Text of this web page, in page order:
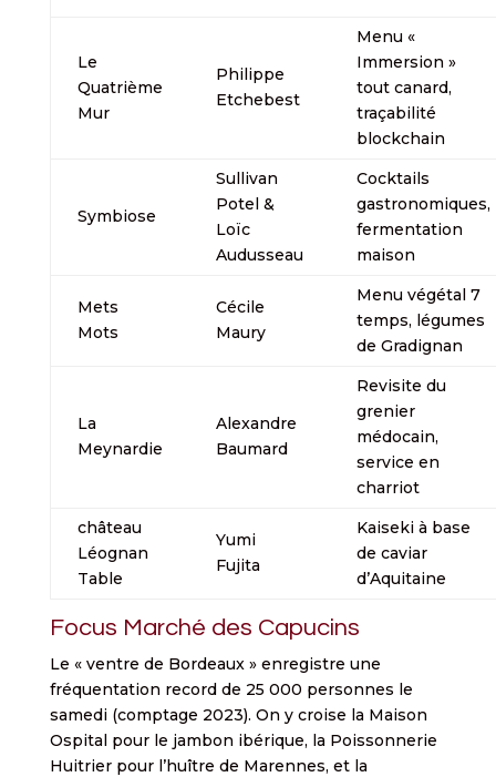
Le
Quatrième
Mur
Philippe
Etchebest
Menu «
Immersion »
tout canard,
traçabilité
blockchain
Symbiose
Sullivan
Potel &
Loïc
Audusseau
Cocktails
gastronomiques,
fermentation
maison
Mets
Mots
Cécile
Maury
Menu végétal 7
temps, légumes
de Gradignan
La
Meynardie
Alexandre
Baumard
Revisite du
grenier
médocain,
service en
charriot
château
Léognan
Table
Yumi
Fujita
Kaiseki à base
de caviar
d’Aquitaine
Focus Marché des Capucins
Le « ventre de Bordeaux » enregistre une
fréquentation record de 25 000 personnes le
samedi (comptage 2023). On y croise la Maison
Ospital pour le jambon ibérique, la Poissonnerie
Huitrier pour l’huître de Marennes, et la